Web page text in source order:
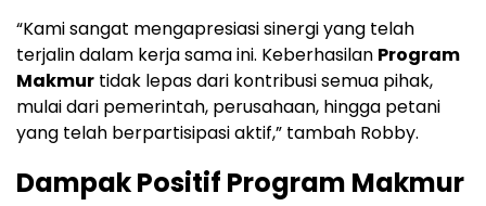
“Kami sangat mengapresiasi sinergi yang telah
terjalin dalam kerja sama ini. Keberhasilan Program
Makmur tidak lepas dari kontribusi semua pihak,
mulai dari pemerintah, perusahaan, hingga petani
yang telah berpartisipasi aktif,” tambah Robby.
Dampak Positif Program Makmur